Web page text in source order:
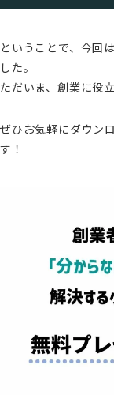
ということで、今回
した。
ただいま、創業に役
ぜひお気軽にダウン
す！